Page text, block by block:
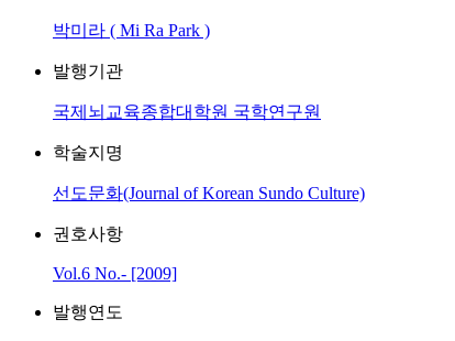
박미라 ( Mi Ra Park )
발행기관
국제뇌교육종합대학원 국학연구원
학술지명
선도문화(Journal of Korean Sundo Culture)
권호사항
Vol.6 No.- [2009]
발행연도